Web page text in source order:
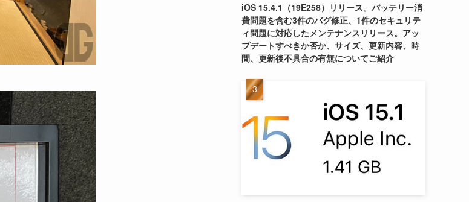
iOS 15.4.1（19E258）リリース。バッテリー消
費問題を含む3件のバグ修正、1件のセキュリテ
ィ問題に対応したメンテナンスリリース。アッ
プデートすべきか否か、サイズ、更新内容、時
間、更新後不具合の有無についてご紹介